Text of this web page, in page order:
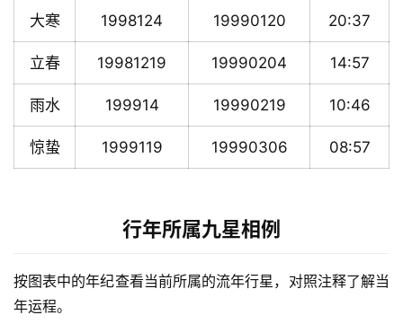
大寒 1998124 19990120 20:37
立春 19981219 19990204 14:57
雨水 199914 19990219 10:46
惊蛰 1999119 19990306 08:57
行年所属九星相例
按图表中的年纪查看当前所属的流年行星，对照注释了解当
年运程。